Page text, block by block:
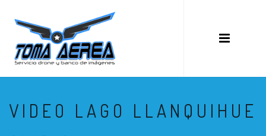
VIDEO LAGO LLANQUIHUE